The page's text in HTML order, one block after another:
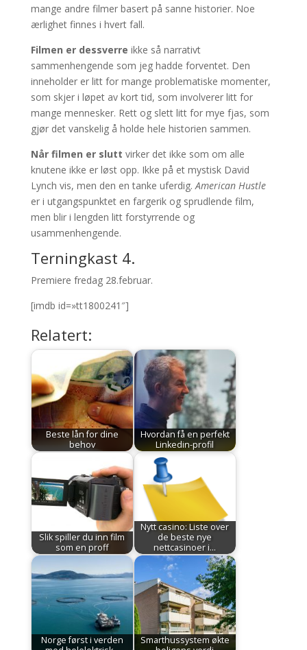
mange andre filmer basert på sanne historier. Noe
ærlighet finnes i hvert fall.
Filmen er dessverre ikke så narrativt
sammenhengende som jeg hadde forventet. Den
inneholder er litt for mange problematiske momenter,
som skjer i løpet av kort tid, som involverer litt for
mange mennesker. Rett og slett litt for mye fjas, som
gjør det vanskelig å holde hele historien sammen.
Når filmen er slutt virker det ikke som om alle
knutene ikke er løst opp. Ikke på et mystisk David
Lynch vis, men den en tanke uferdig.American Hustle
er i utgangspunktet en fargerik og sprudlende film,
men blir i lengden litt forstyrrende og
usammenhengende.
Terningkast 4.
Premiere fredag 28.februar.
[imdb id=»tt1800241″]
Relatert:
Beste lån for dine
behov
Hvordan få en perfekt
Linkedin-profil
Slik spiller du inn film
som en proff
Nytt casino: Liste over
de beste nye
nettcasinoer i…
Norge først i verden
Smarthussystem økte